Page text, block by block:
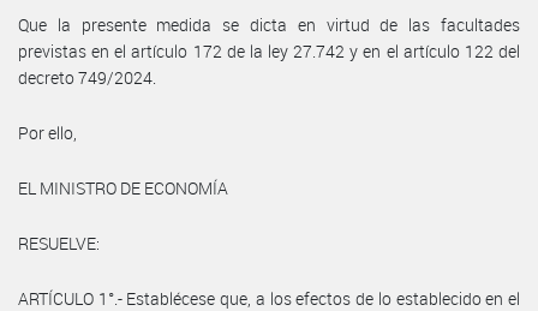
Que la presente medida se dicta en virtud de las facultades
previstas en el artículo 172 de la ley 27.742 y en el artículo 122 del
decreto 749/2024.
Por ello,
EL MINISTRO DE ECONOMÍA
RESUELVE:
ARTÍCULO 1°.- Establécese que, a los efectos de lo establecido en el